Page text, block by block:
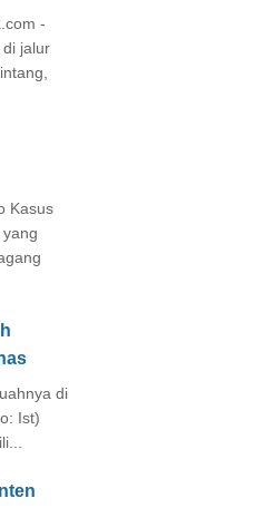
-
di jalur
Kasus
di
Ist)